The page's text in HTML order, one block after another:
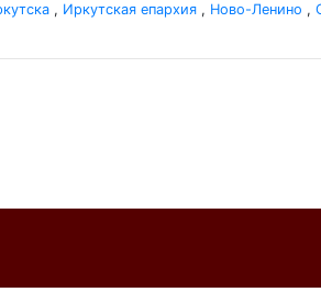
, Иркутская епархия , Ново-Ленино ,